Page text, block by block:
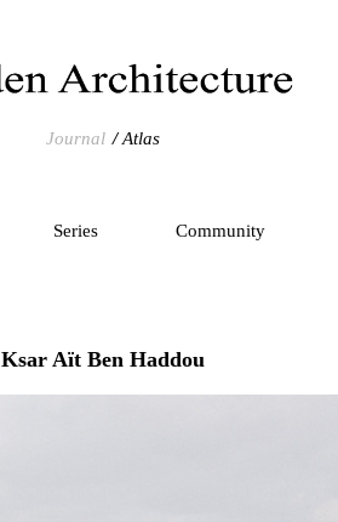
Journal Atlas
Series Community
Ksar Aït Ben Haddou